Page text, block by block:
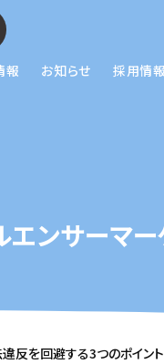
報 お知らせ 採用情報
ンサーマー
反を回避する3つのポイン